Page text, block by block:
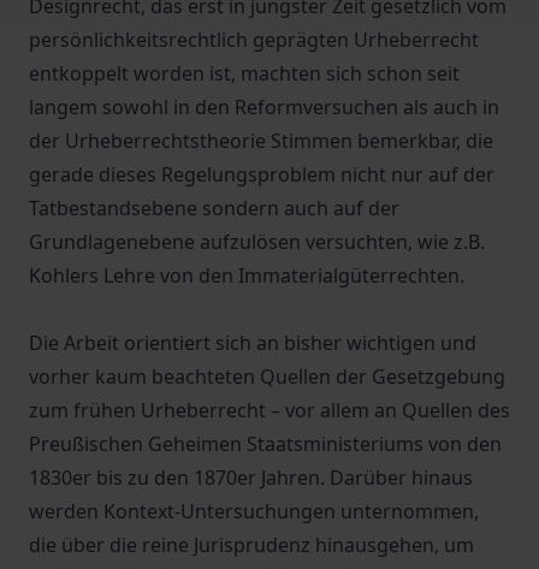
Designrecht, das erst in jüngster Zeit gesetzlich vom
persönlichkeitsrechtlich geprägten Urheberrecht
entkoppelt worden ist, machten sich schon seit
langem sowohl in den Reformversuchen als auch in
der Urheberrechtstheorie Stimmen bemerkbar, die
gerade dieses Regelungsproblem nicht nur auf der
Tatbestandsebene sondern auch auf der
Grundlagenebene aufzulösen versuchten, wie z.B.
Kohlers Lehre von den Immaterialgüterrechten.
Die Arbeit orientiert sich an bisher wichtigen und
vorher kaum beachteten Quellen der Gesetzgebung
zum frühen Urheberrecht – vor allem an Quellen des
Preußischen Geheimen Staatsministeriums von den
1830er bis zu den 1870er Jahren. Darüber hinaus
werden Kontext-Untersuchungen unternommen,
die über die reine Jurisprudenz hinausgehen, um